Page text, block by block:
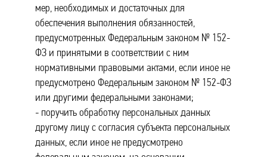
мер, необходимых и достаточных для
обеспечения выполнения обязанностей,
предусмотренных Федеральным законом № 152-
ФЗ и принятыми в соответствии с ним
нормативными правовыми актами, если иное не
предусмотрено Федеральным законом № 152-ФЗ
или другими федеральными законами;
- поручить обработку персональных данных
другому лицу с согласия субъекта персональных
данных, если иное не предусмотрено